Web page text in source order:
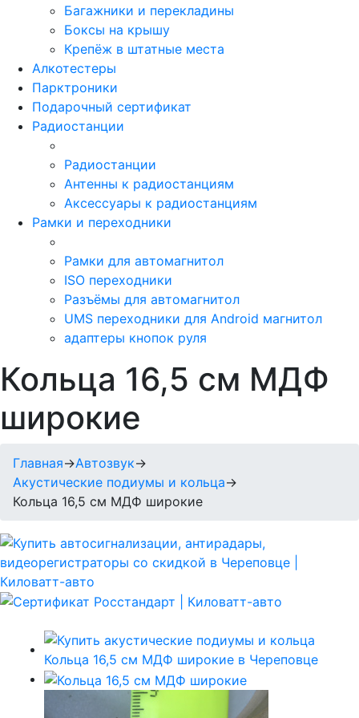
Багажники и перекладины
Боксы на крышу
Крепёж в штатные места
Алкотестеры
Парктроники
Подарочный сертификат
Радиостанции
Радиостанции
Антенны к радиостанциям
Аксессуары к радиостанциям
Рамки и переходники
Рамки для автомагнитол
ISO переходники
Разъёмы для автомагнитол
UMS переходники для Android магнитол
адаптеры кнопок руля
Кольца 16,5 см МДФ
широкие
Главная→Автозвук→
Акустические подиумы и кольца→
Кольца 16,5 см МДФ широкие